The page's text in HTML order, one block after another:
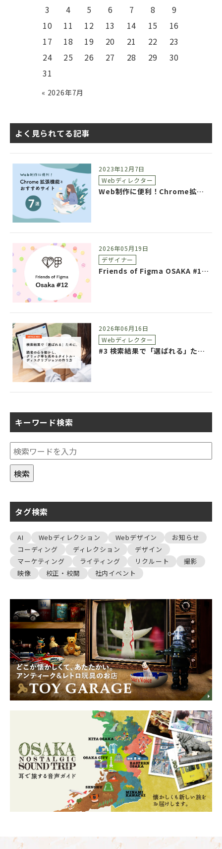
3 4 5 6 7 8
9
10
11 12 13 14 15
16
17
18 19 20 21 22
23
24
25 26 27 28 29
30
31
« 2026年7月
よく見られてる記事
2023年12月7日
Webディレクター
Web制作に便利！Chrome拡張機能とおすすめサイト7選
2026年05月19日
デザイナー
Friends of Figma OSAKA #12 参加レポート
2026年06月16日
Webディレクター
#3 検索結果で「選ばれる」ために。読者の心を動かし、クリック率を高めるタイトル・ディスクリプションの作り方
キーワード検索
タグ検索
AI Webディレクション Webデザイン
お知らせ
コーディング
ディレクション
デザイン
マーケティング
ライティング リクルート
撮影
映像
校正・校閲 社内イベント